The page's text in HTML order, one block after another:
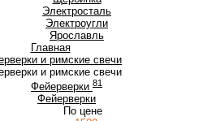
Электросталь
Электроугли
Ярославль
Главная
и римские свечи
и римские свечи
Фейерверки 81
Фейерверки
По цене